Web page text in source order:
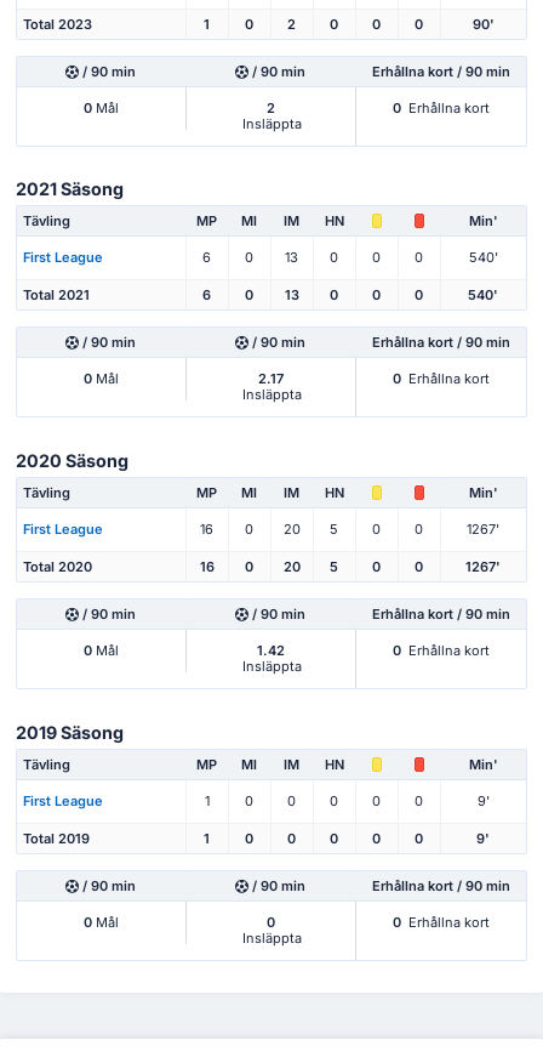
Total 2023 1 0 2 0 0 0 90'
/ 90 min / 90 min Erhållna kort / 90 min
0Mål
2
Insläppta
0 Erhållna kort
2021 Säsong
Tävling MP Ml IM HN Min'
First League 6 0 13 0 0 0 540'
Total 2021 6 0 13 0 0 0 540'
/ 90 min / 90 min Erhållna kort / 90 min
0Mål
2.17
Insläppta
0 Erhållna kort
2020 Säsong
Tävling MP Ml IM HN Min'
First League 16 0 20 5 0 0 1267'
Total 2020 16 0 20 5 0 0 1267'
/ 90 min / 90 min Erhållna kort / 90 min
0Mål
1.42
Insläppta
0 Erhållna kort
2019 Säsong
Tävling MP Ml IM HN Min'
First League 1 0 0 0 0 0 9'
Total 2019 1 0 0 0 0 0 9'
/ 90 min / 90 min Erhållna kort / 90 min
0Mål
0
Insläppta
0 Erhållna kort